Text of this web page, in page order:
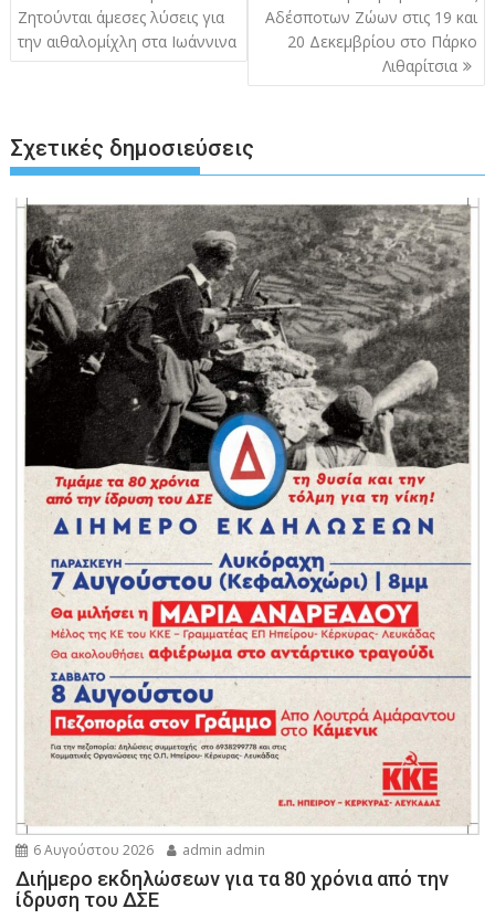
άρθρων
Ζητούνται άμεσες λύσεις για
την αιθαλομίχλη στα Ιωάννινα
Αδέσποτων Ζώων στις 19 και
20 Δεκεμβρίου στο Πάρκο
Λιθαρίτσια
Σχετικές δημοσιεύσεις
6 Αυγούστου 2026 admin admin
Διήμερο εκδηλώσεων για τα 80 χρόνια από την
ίδρυση του ΔΣΕ